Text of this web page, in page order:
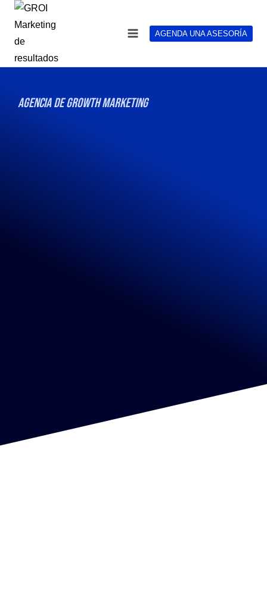
AGENDA UNA ASESORÍA
AGENCIA DE GROWTH MARKETING